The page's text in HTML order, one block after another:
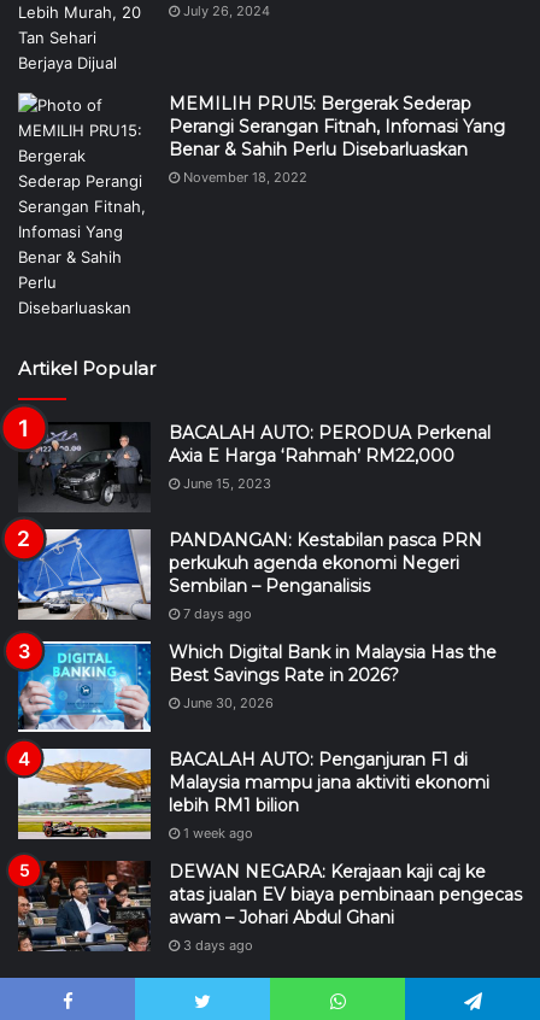
July 26, 2024
MEMILIH PRU15: Bergerak Sederap
Perangi Serangan Fitnah, Infomasi Yang
Benar & Sahih Perlu Disebarluaskan
November 18, 2022
Artikel Popular
BACALAH AUTO: PERODUA Perkenal
Axia E Harga ‘Rahmah’ RM22,000
June 15, 2023
PANDANGAN: Kestabilan pasca PRN
perkukuh agenda ekonomi Negeri
Sembilan – Penganalisis
7 days ago
Which Digital Bank in Malaysia Has the
Best Savings Rate in 2026?
June 30, 2026
BACALAH AUTO: Penganjuran F1 di
Malaysia mampu jana aktiviti ekonomi
lebih RM1 bilion
1 week ago
DEWAN NEGARA: Kerajaan kaji caj ke
atas jualan EV biaya pembinaan pengecas
awam – Johari Abdul Ghani
3 days ago